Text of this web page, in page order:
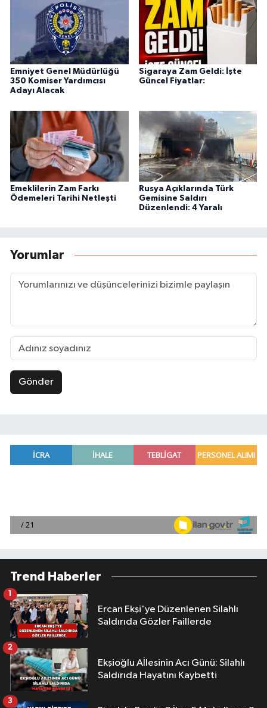
Emniyet Genel Müdürlüğü
350 Komiser Yardımcısı
Adayı Alacak
Sigaraya Zam Geldi: İşte
Güncel Fiyatlar:
Emeklilerin Zam Farkı
Ödemeleri Tarihi Netleşti
Rusya Açıklarında Türk
Gemisine Saldırı
Düzenlendi: 4 Yaralı
Yorumlar
Gönder
Trend Haberler
Ercan Ekşi'ye Düzenlenen Silahlı
Saldırıda Gözler Faillerde
1
Ekşioğlu Aİlesinin Acı Günü: Silahlı
Saldırıda Hayatını Kaybetti
2
3